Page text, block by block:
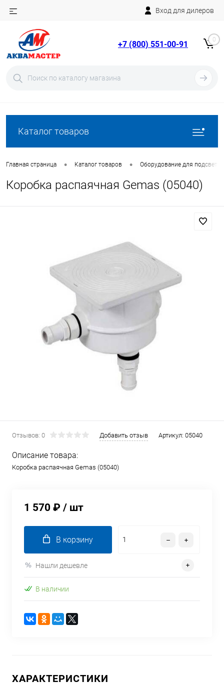
Вход для дилеров
+7 (800) 551-00-91 0
Каталог товаров
Главная страница • Каталог товаров • Оборудование для
Коробка распаячная Gemas (05040)
Отзывов: 0 Добавить отзыв Артикул: 05040
Описание товара:
Коробка распаячная Gemas (05040)
1 570 ₽ / шт
В корзину
Нашли дешевле
В наличии
ХАРАКТЕРИСТИКИ